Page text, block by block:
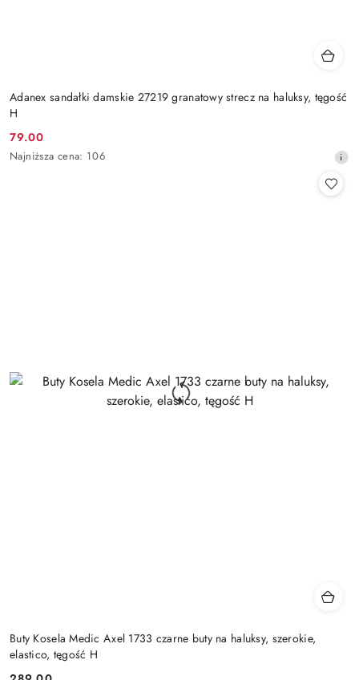
Adanex sandałki damskie 27219 granatowy strecz na haluksy, tęgość
H
Cena
promocyjna:
79.00
Najniższa
Najniższa cena: 106
Buty Kosela Medic Axel 1733 czarne buty na haluksy, szerokie,
elastico, tęgość H